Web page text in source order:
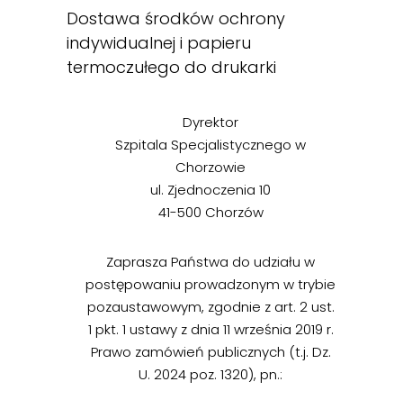
Dostawa środków ochrony
indywidualnej i papieru
termoczułego do drukarki
Dyrektor
Szpitala Specjalistycznego w
Chorzowie
ul. Zjednoczenia 10
41-500 Chorzów
Zaprasza Państwa do udziału w
postępowaniu prowadzonym w trybie
pozaustawowym, zgodnie z art. 2 ust.
1 pkt. 1 ustawy z dnia 11 września 2019 r.
Prawo zamówień publicznych (t.j. Dz.
U. 2024 poz. 1320), pn.: